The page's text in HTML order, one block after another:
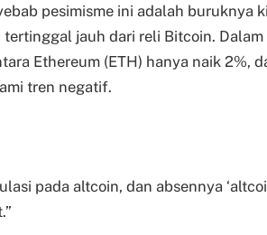
pesimisme ini adalah buruknya
tertinggal jauh dari reli Bitcoin.
Ethereum (ETH) hanya naik 2%,
tren negatif.
pada altcoin, dan absennya